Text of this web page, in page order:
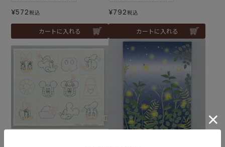
¥572税込
カートに入れる
¥792税込
カートに入れる